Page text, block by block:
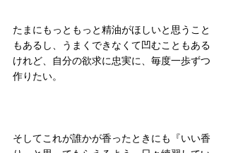
たまにもっともっと精油がほしいと思うこと
もあるし、うまくできなくて凹むこともある
けれど、自分の欲求に忠実に、毎度一歩ずつ
作りたい。
そしてこれが誰かが香ったときにも『いい香